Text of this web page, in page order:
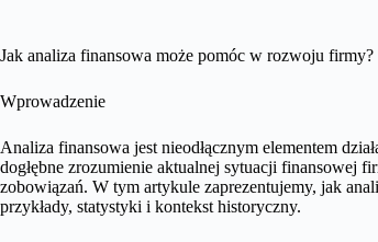
Jak analiza finansowa może pomóc w rozwoju firmy?
Wprowadzenie
Analiza finansowa jest nieodłącznym elementem
dogłębne zrozumienie aktualnej sytuacji finansowej
zobowiązań. W tym artykule zaprezentujemy, jak
przykłady, statystyki i kontekst historyczny.